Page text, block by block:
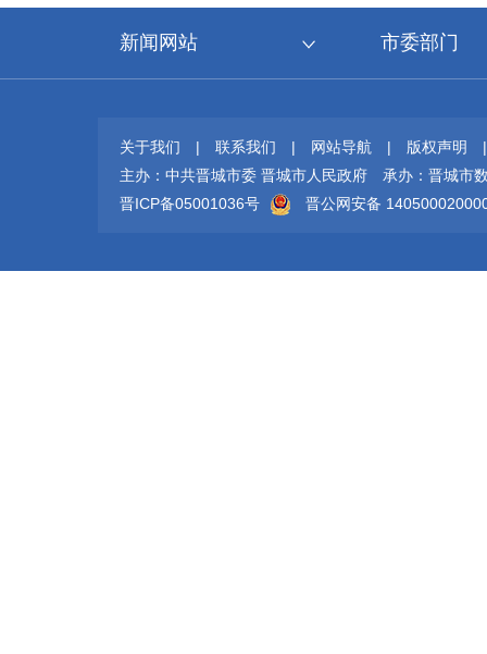
新闻网站 市委部门
关于我们 | 联系我们 | 网站导航 | 版权声明
主办：中共晋城市委 晋城市人民政府
承办：晋城市
晋ICP备05001036号
晋公网安备